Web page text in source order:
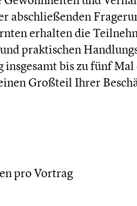
abschließenden
erhalten die
praktischen
bis zu fünf
Großteil Ihrer
pro Vortrag